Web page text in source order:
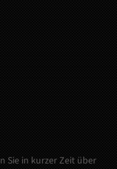
Sie in kurzer Zeit über